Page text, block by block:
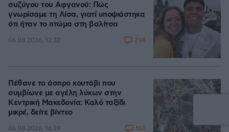
συζύγου του Αφγανού: Πώς
γνωρίσαμε τη Λίσα, γιατί υποψιάστηκα
ότι ήταν το πτώμα στη βαλίτσα
06.08.2026, 12:32 294
Πέθανε το άσπρο κουτάβι που
συμβίωνε με αγέλη λύκων στην
Κεντρική Μακεδονία: Καλό ταξίδι
μικρέ, δείτε βίντεο
06.08.2026, 16:39 163